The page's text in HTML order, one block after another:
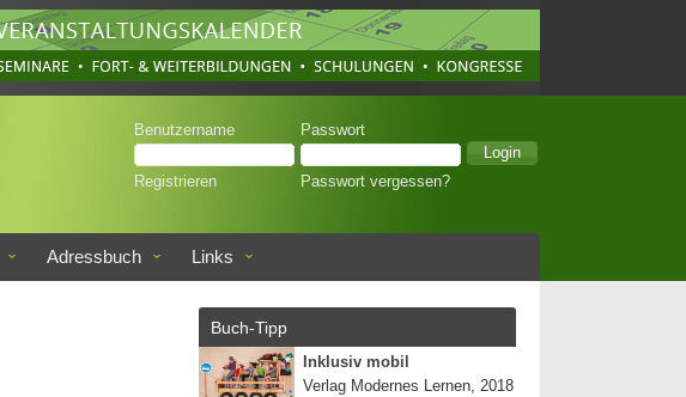
Benutzername Passwort
Registrieren Passwort vergessen?
Adressbuch Links
Buch-Tipp
Inklusiv mobil
Verlag Modernes Lernen, 2018